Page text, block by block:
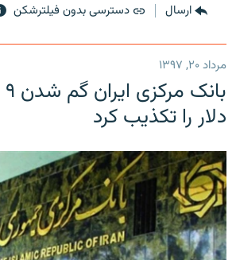
ارسال دسترسی بدون فیلترشکن
مرداد ۲۰, ۱۳۹۷
دلار را تکذیب کرد